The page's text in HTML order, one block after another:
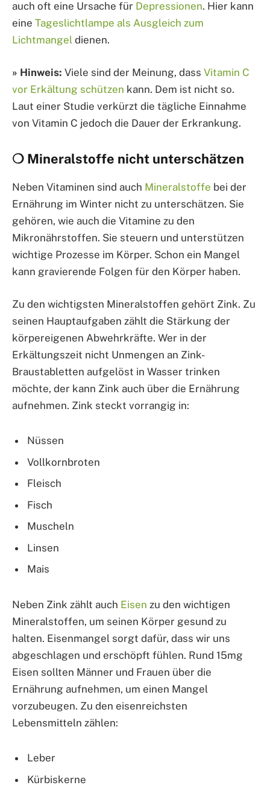
auch oft eine Ursache für Depressionen. Hier kann
eine Tageslichtlampe als Ausgleich zum
Lichtmangel dienen.
» Hinweis: Viele sind der Meinung, dass Vitamin C
vor Erkältung schützen kann. Dem ist nicht so.
Laut einer Studie verkürzt die tägliche Einnahme
von Vitamin C jedoch die Dauer der Erkrankung.
❍ Mineralstoffe nicht unterschätzen
Neben Vitaminen sind auch Mineralstoffe bei der
Ernährung im Winter nicht zu unterschätzen. Sie
gehören, wie auch die Vitamine zu den
Mikronährstoffen. Sie steuern und unterstützen
wichtige Prozesse im Körper. Schon ein Mangel
kann gravierende Folgen für den Körper haben.
Zu den wichtigsten Mineralstoffen gehört Zink. Zu
seinen Hauptaufgaben zählt die Stärkung der
körpereigenen Abwehrkräfte. Wer in der
Erkältungszeit nicht Unmengen an Zink-
Braustabletten aufgelöst in Wasser trinken
möchte, der kann Zink auch über die Ernährung
aufnehmen. Zink steckt vorrangig in:
Nüssen
Vollkornbroten
Fleisch
Fisch
Muscheln
Linsen
Mais
Neben Zink zählt auch Eisen zu den wichtigen
Mineralstoffen, um seinen Körper gesund zu
halten. Eisenmangel sorgt dafür, dass wir uns
abgeschlagen und erschöpft fühlen. Rund 15mg
Eisen sollten Männer und Frauen über die
Ernährung aufnehmen, um einen Mangel
vorzubeugen. Zu den eisenreichsten
Lebensmitteln zählen:
Leber
Kürbiskerne